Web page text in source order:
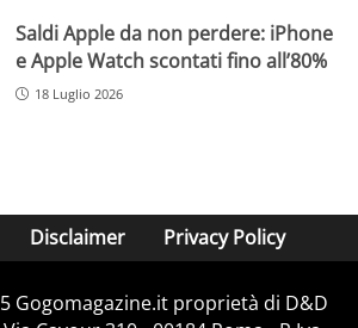
Saldi Apple da non perdere: iPhone
e Apple Watch scontati fino all’80%
18 Luglio 2026
Disclaimer Privacy Policy
Gogomagazine.it proprietà di D&D